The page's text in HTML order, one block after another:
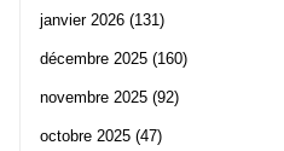
janvier 2026 (131)
décembre 2025 (160)
novembre 2025 (92)
octobre 2025 (47)